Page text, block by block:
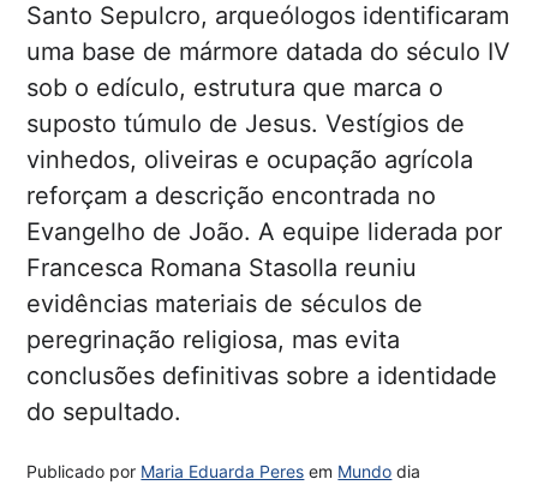
Santo Sepulcro, arqueólogos identificaram
uma base de mármore datada do século IV
sob o edículo, estrutura que marca o
suposto túmulo de Jesus. Vestígios de
vinhedos, oliveiras e ocupação agrícola
reforçam a descrição encontrada no
Evangelho de João. A equipe liderada por
Francesca Romana Stasolla reuniu
evidências materiais de séculos de
peregrinação religiosa, mas evita
conclusões definitivas sobre a identidade
do sepultado.
Publicado por Maria Eduarda Peres em Mundo dia